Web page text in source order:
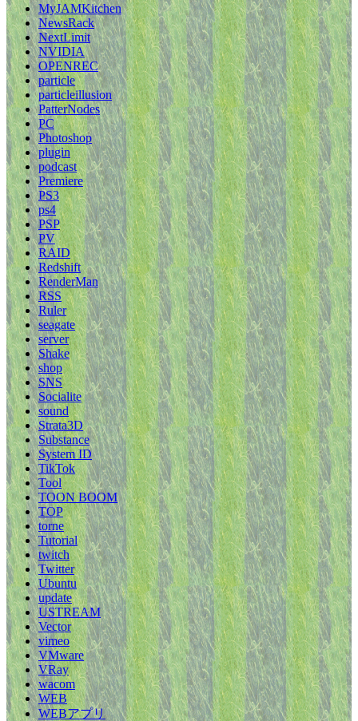
MyJAMKitchen
NewsRack
NextLimit
NVIDIA
OPENREC
particle
particleillusion
PatterNodes
PC
Photoshop
plugin
podcast
Premiere
PS3
ps4
PSP
PV
RAID
Redshift
RenderMan
RSS
Ruler
seagate
server
Shake
shop
SNS
Socialite
sound
Strata3D
Substance
System ID
TikTok
Tool
TOON BOOM
TOP
torne
Tutorial
twitch
Twitter
Ubuntu
update
USTREAM
Vector
vimeo
VMware
VRay
wacom
WEB
WEBアプリ